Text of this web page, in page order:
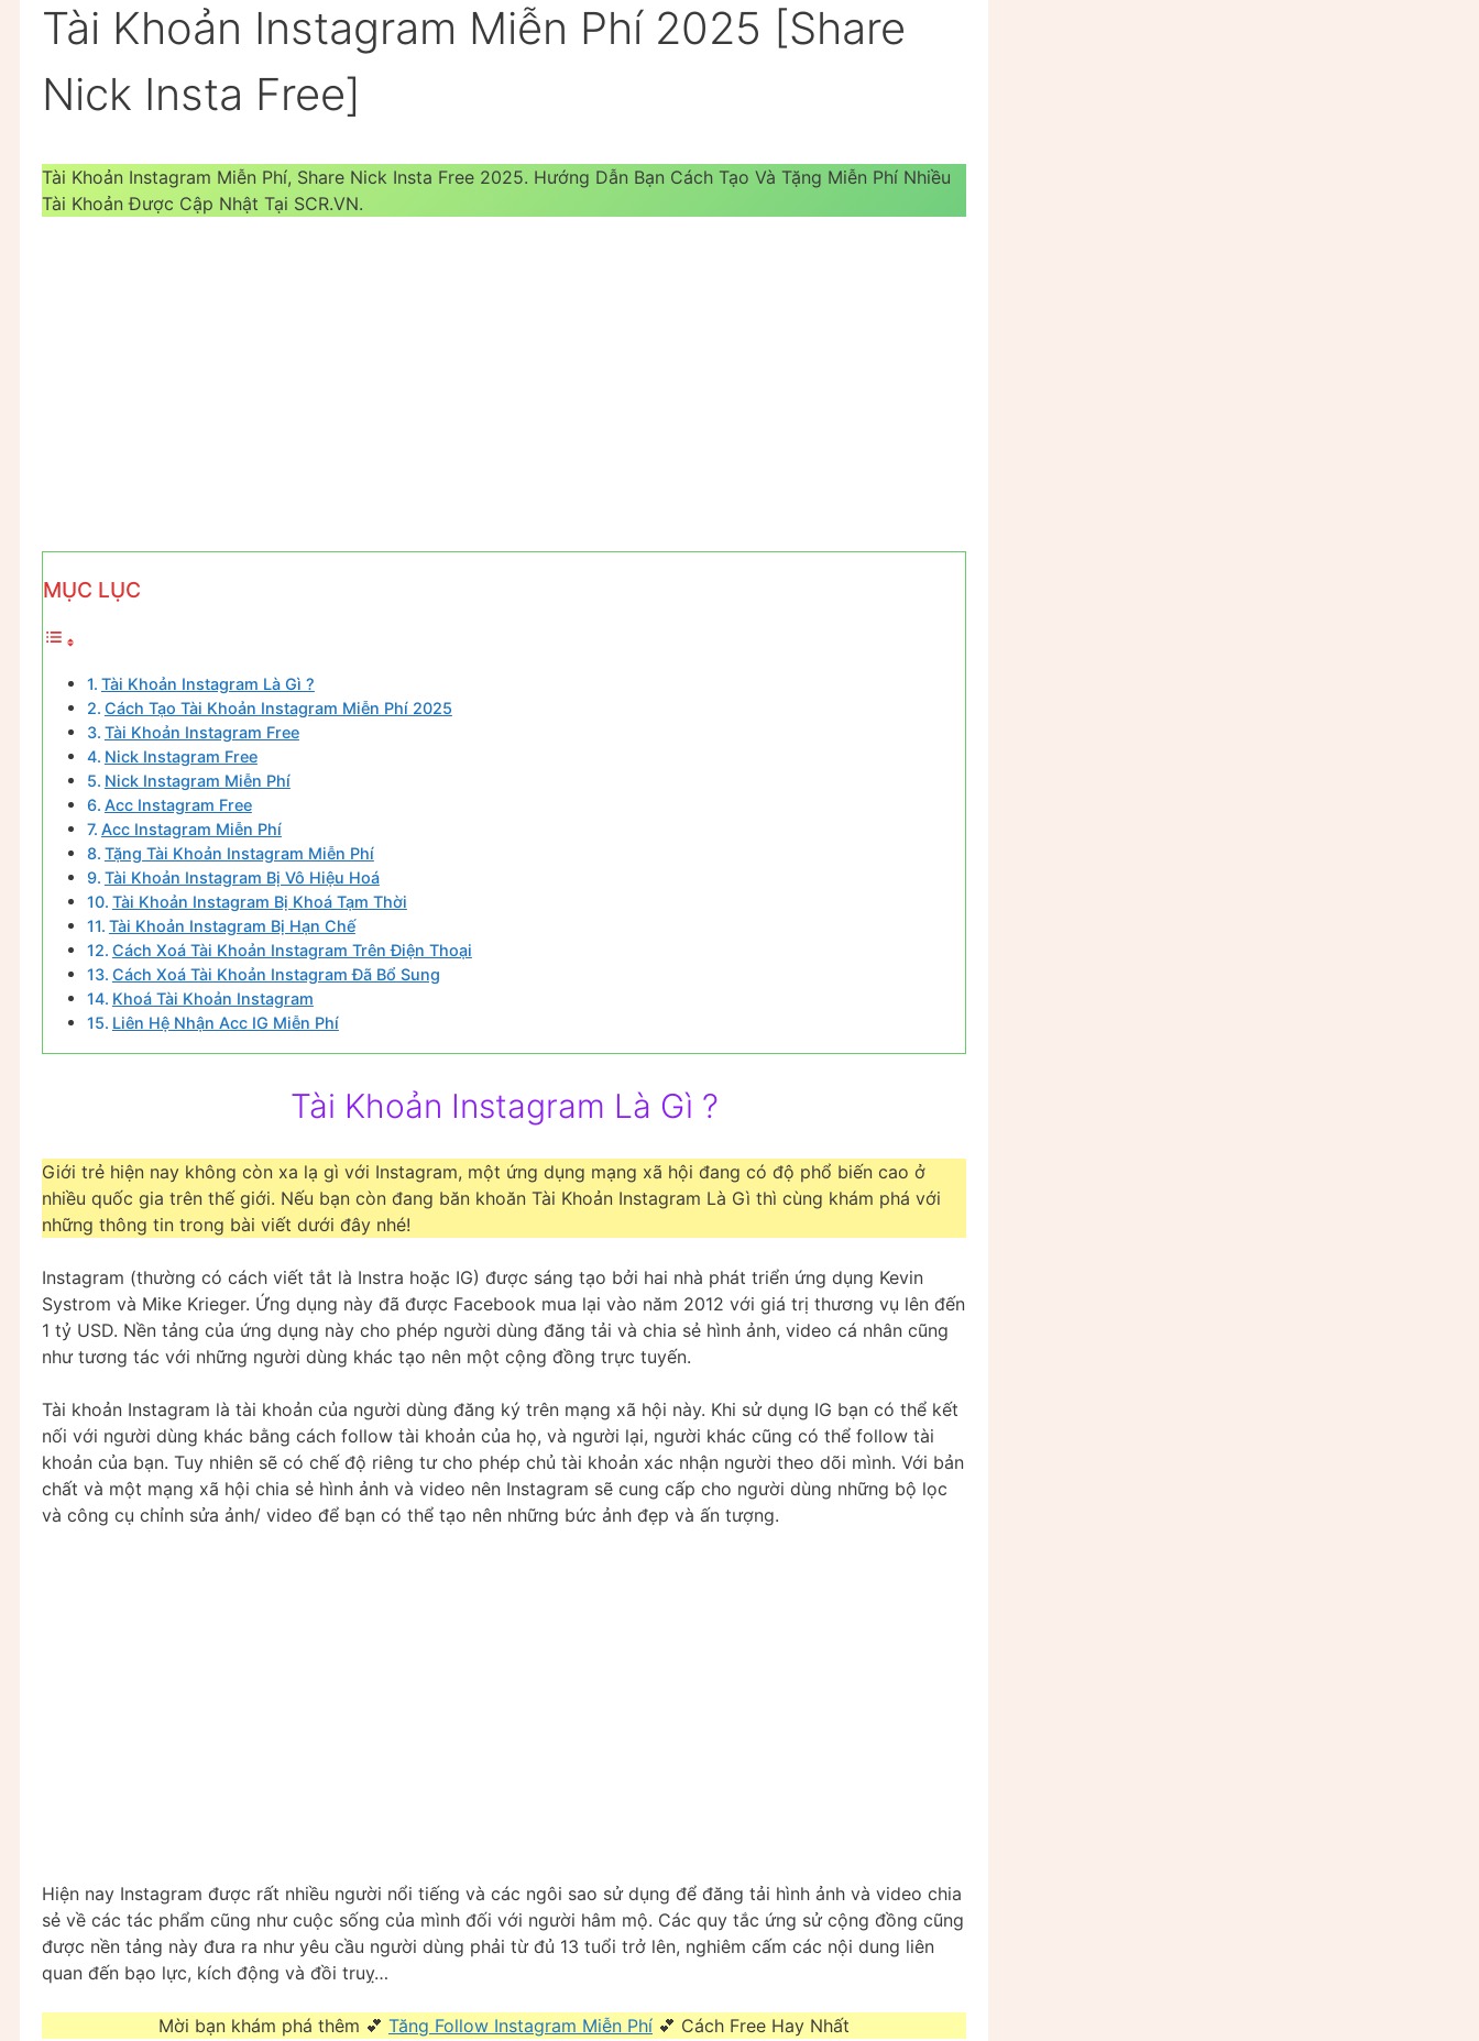
Tài Khoản Instagram Miễn Phí 2025 [Share
Nick Insta Free]
Tài Khoản Instagram Miễn Phí, Share Nick Insta Free 2025. Hướng Dẫn Bạn Cách Tạo Và Tặng Miễn Phí Nhiều
Tài Khoản Được Cập Nhật Tại SCR.VN.
MỤC LỤC
Tài Khoản Instagram Là Gì ?
Cách Tạo Tài Khoản Instagram Miễn Phí 2025
Tài Khoản Instagram Free
Nick Instagram Free
Nick Instagram Miễn Phí
Acc Instagram Free
Acc Instagram Miễn Phí
Tặng Tài Khoản Instagram Miễn Phí
Tài Khoản Instagram Bị Vô Hiệu Hoá
Tài Khoản Instagram Bị Khoá Tạm Thời
Tài Khoản Instagram Bị Hạn Chế
Cách Xoá Tài Khoản Instagram Trên Điện Thoại
Cách Xoá Tài Khoản Instagram Đã Bổ Sung
Khoá Tài Khoản Instagram
Liên Hệ Nhận Acc IG Miễn Phí
Tài Khoản Instagram Là Gì ?
Giới trẻ hiện nay không còn xa lạ gì với Instagram, một ứng dụng mạng xã hội đang có độ phổ biến cao ở
nhiều quốc gia trên thế giới. Nếu bạn còn đang băn khoăn Tài Khoản Instagram Là Gì thì cùng khám phá với
những thông tin trong bài viết dưới đây nhé!
Instagram (thường có cách viết tắt là Instra hoặc IG) được sáng tạo bởi hai nhà phát triển ứng dụng Kevin
Systrom và Mike Krieger. Ứng dụng này đã được Facebook mua lại vào năm 2012 với giá trị thương vụ lên đến
1 tỷ USD. Nền tảng của ứng dụng này cho phép người dùng đăng tải và chia sẻ hình ảnh, video cá nhân cũng
như tương tác với những người dùng khác tạo nên một cộng đồng trực tuyến.
Tài khoản Instagram là tài khoản của người dùng đăng ký trên mạng xã hội này. Khi sử dụng IG bạn có thể kết
nối với người dùng khác bằng cách follow tài khoản của họ, và người lại, người khác cũng có thể follow tài
khoản của bạn. Tuy nhiên sẽ có chế độ riêng tư cho phép chủ tài khoản xác nhận người theo dõi mình. Với bản
chất và một mạng xã hội chia sẻ hình ảnh và video nên Instagram sẽ cung cấp cho người dùng những bộ lọc
và công cụ chỉnh sửa ảnh/ video để bạn có thể tạo nên những bức ảnh đẹp và ấn tượng.
Hiện nay Instagram được rất nhiều người nổi tiếng và các ngôi sao sử dụng để đăng tải hình ảnh và video chia
sẻ về các tác phẩm cũng như cuộc sống của mình đối với người hâm mộ. Các quy tắc ứng sử cộng đồng cũng
được nền tảng này đưa ra như yêu cầu người dùng phải từ đủ 13 tuổi trở lên, nghiêm cấm các nội dung liên
quan đến bạo lực, kích động và đồi truỵ…
Mời bạn khám phá thêm 💕 Tăng Follow Instagram Miễn Phí 💕 Cách Free Hay Nhất